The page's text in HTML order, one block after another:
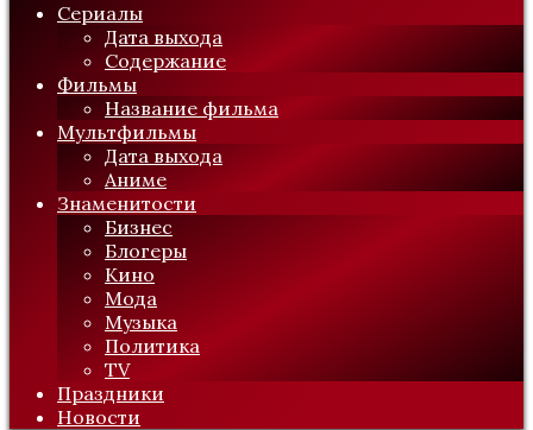
Сериалы
Дата выхода
Содержание
Фильмы
Название фильма
Мультфильмы
Дата выхода
Аниме
Знаменитости
Бизнес
Блогеры
Кино
Мода
Музыка
Политика
TV
Праздники
Новости